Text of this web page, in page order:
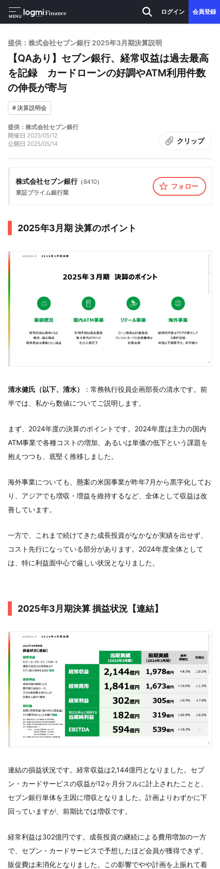
MENU
ログイン 会員登録
提供：株式会社セブン銀行 2025年3月期決算説明
【QAあり】セブン銀行、経常収益は過去最高
を記録 カードローンの好調やATM利用件数
の伸長が寄与
#決算説明会
提供：株式会社セブン銀行
開催日 2025/05/12
公開日 2025/05/14 クリップ
株式会社セブン銀行（8410）
東証プライム銀行業
フォロー
2025年3月期 決算のポイント
清水健氏（以下、清水）
：常務執行役員企画部長の清水です。前
半では、私から数値についてご説明します。
まず、2024年度の決算のポイントです。2024年度は主力の国内
ATM事業で各種コストの増加、あるいは単価の低下という課題を
抱えつつも、底堅く推移しました。
海外事業についても、懸案の米国事業が昨年7月から黒字化してお
り、アジアでも増収・増益を維持するなど、全体として収益は改
善しています。
一方で、これまで続けてきた成長投資がなかなか実績を出せず、
コスト先行になっている部分があります。2024年度全体として
は、特に利益面中心で厳しい状況となりました。
2025年3月期決算 損益状況【連結】
連結の損益状況です。経常収益は2,144億円となりました。セブ
ン・カードサービスの収益が12ヶ月分フルに計上されたことと、
セブン銀行単体を主因に増収となりました。計画よりわずかに下
回っていますが、前期比では増収です。
経常利益は302億円です。成長投資の継続による費用増加の一方
で、セブン・カードサービスで予想したほど会員が獲得できず、
販促費は未消化となりました。この影響でやや計画を上振れて着